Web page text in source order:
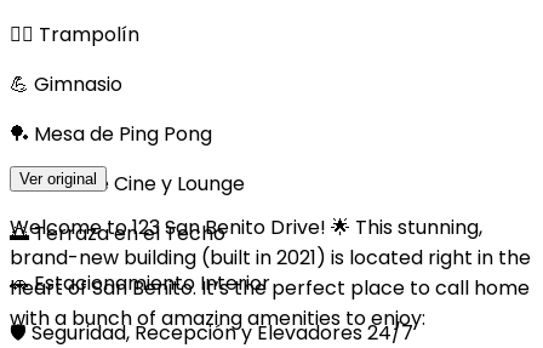
🤸‍♀️ Trampolín
💪 Gimnasio
🏓 Mesa de Ping Pong
🍿 Área de Cine y Lounge
🌅 Terraza en el Techo
🚗 Estacionamiento Interior
🛡️ Seguridad, Recepción y Elevadores 24/7
Ver original
Welcome to 123 San Benito Drive! 🌟 This stunning,
brand-new building (built in 2021) is located right in the
heart of San Benito. It’s the perfect place to call home
with a bunch of amazing amenities to enjoy: